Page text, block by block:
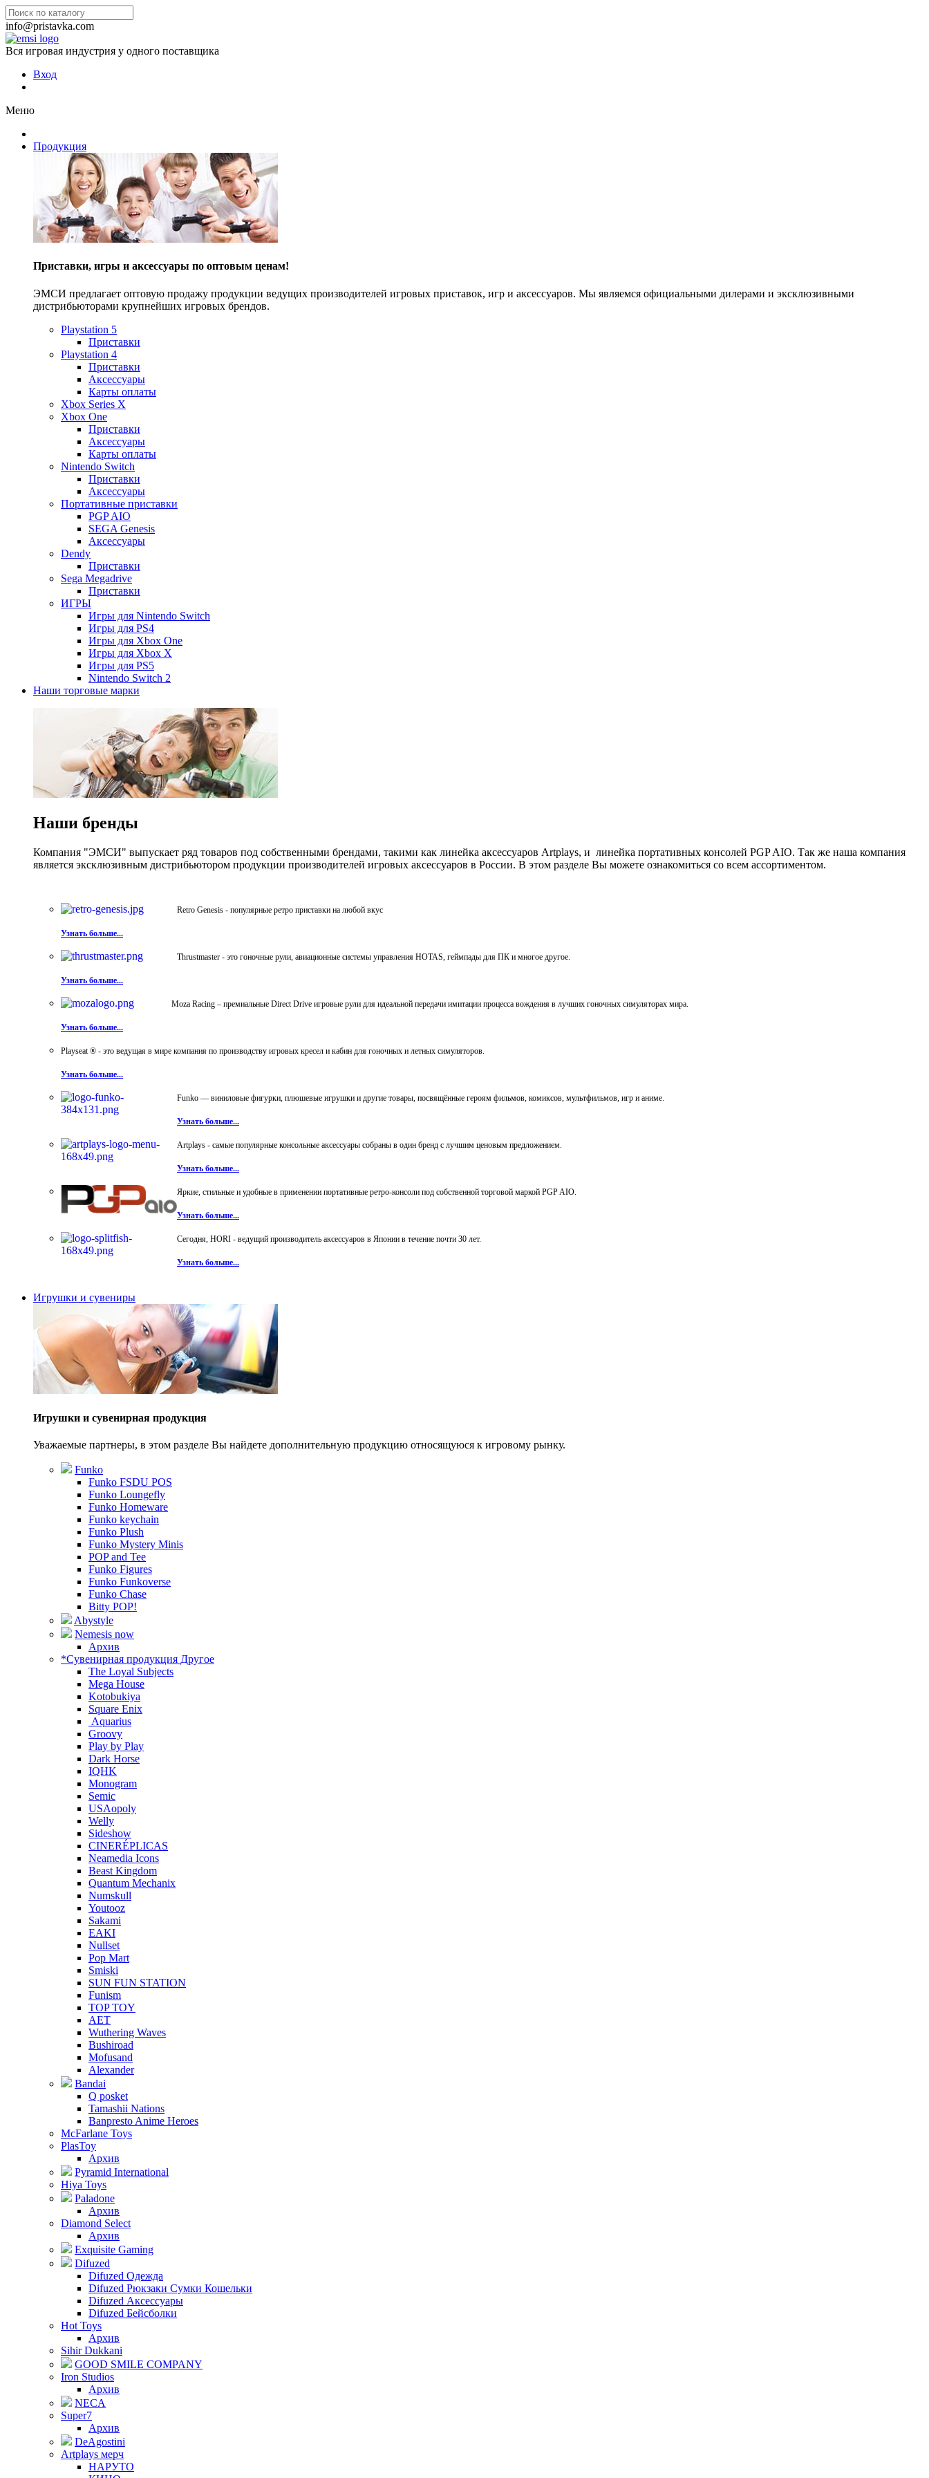
info@pristavka.com
Вся игровая индустрия у одного поставщика
Вход
Меню
Продукция
Приставки, игры и аксессуары по оптовым ценам!
ЭМСИ предлагает оптовую продажу продукции ведущих производителей игровых приставок, игр и аксессуаров. Мы являемся официальными дилерами и эксклюзивными
дистрибьюторами крупнейших игровых брендов.
Playstation 5
Приставки
Playstation 4
Приставки
Аксессуары
Карты оплаты
Xbox Series X
Xbox One
Приставки
Аксессуары
Карты оплаты
Nintendo Switch
Приставки
Аксессуары
Портативные приставки
PGP AIO
SEGA Genesis
Аксессуары
Dendy
Приставки
Sega Megadrive
Приставки
ИГРЫ
Игры для Nintendo Switch
Игры для PS4
Игры для Xbox One
Игры для Xbox X
Игры для PS5
Nintendo Switch 2
Наши торговые марки
Наши бренды
Компания "ЭМСИ" выпускает ряд товаров под собственными брендами, такими как линейка аксессуаров Artplays, и линейка портативных консолей PGP AIO. Так же наша компания
является эксклюзивным дистрибьютором продукции производителей игровых аксессуаров в России. В этом разделе Вы можете ознакомиться со всем ассортиментом.
Retro Genesis - популярные ретро приставки на любой вкус
Узнать больше...
Thrustmaster - это гоночные рули, авиационные системы управления HOTAS, геймпады для ПК и многое другое.
Узнать больше...
Moza Racing – премиальные Direct Drive игровые рули для идеальной передачи имитации процесса вождения в лучших гоночных симуляторах мира.
Узнать больше...
Playseat ® - это ведущая в мире компания по производству игровых кресел и кабин для гоночных и летных симуляторов.
Узнать больше...
Funko — виниловые фигурки, плюшевые игрушки и другие товары, посвящённые героям фильмов, комиксов, мультфильмов, игр и аниме.
Узнать больше...
Artplays - самые популярные консольные аксессуары собраны в один бренд с лучшим ценовым предложением.
Узнать больше...
Яркие, стильные и удобные в применении портативные ретро-консоли под собственной торговой маркой PGP AIO.
Узнать больше...
Сегодня, HORI - ведущий производитель аксессуаров в Японии в течение почти 30 лет.
Узнать больше...
Игрушки и сувениры
Игрушки и сувенирная продукция
Уважаемые партнеры, в этом разделе Вы найдете дополнительную продукцию относящуюся к игровому рынку.
Funko
Funko FSDU POS
Funko Loungefly
Funko Homeware
Funko keychain
Funko Plush
Funko Mystery Minis
POP and Tee
Funko Figures
Funko Funkoverse
Funko Chase
Bitty POP!
Abystyle
Nemesis now
Архив
*Сувенирная продукция Другое
The Loyal Subjects
Mega House
Kotobukiya
Square Enix
Aquarius
Groovy
Play by Play
Dark Horse
IQHK
Monogram
Semic
USAopoly
Welly
Sideshow
CINERÉPLICAS
Neamedia Icons
Beast Kingdom
Quantum Mechanix
Numskull
Youtooz
Sakami
EAKI
Nullset
Pop Mart
Smiski
SUN FUN STATION
Funism
TOP TOY
AET
Wuthering Waves
Bushiroad
Mofusand
Alexander
Bandai
Q posket
Tamashii Nations
Banpresto Anime Heroes
McFarlane Toys
PlasToy
Архив
Pyramid International
Hiya Toys
Paladone
Архив
Diamond Select
Архив
Exquisite Gaming
Difuzed
Difuzed Одежда
Difuzed Рюкзаки Сумки Кошельки
Difuzed Аксессуары
Difuzed Бейсболки
Hot Toys
Архив
Sihir Dukkani
GOOD SMILE COMPANY
Iron Studios
Архив
NECA
Super7
Архив
DeAgostini
Artplays мерч
НАРУТО